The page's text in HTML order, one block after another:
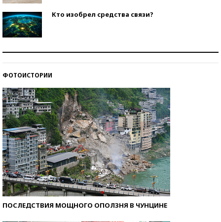
Кто изобрел средства связи?
стобалльников?
ФОТОИСТОРИИ
ПОСЛЕДСТВИЯ МОЩНОГО ОПОЛЗНЯ В ЧУНЦИНЕ